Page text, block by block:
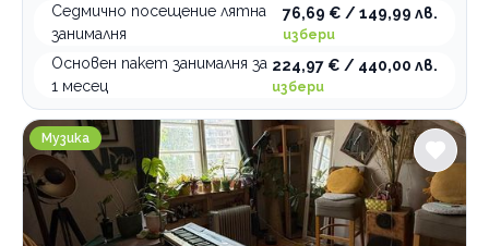
Седмично посещение лятна
занималня
76,69 € / 149,99 лв.
избери
Основен пакет занималня за
1 месец
224,97 € / 440,00 лв.
избери
ViPart School школа по изкуства
Музика